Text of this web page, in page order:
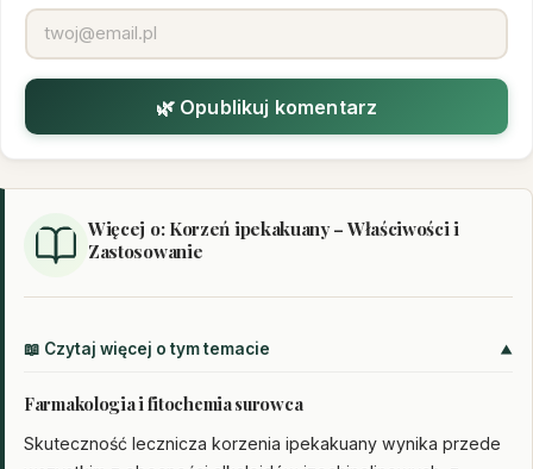
🌿 Opublikuj komentarz
Więcej o: Korzeń ipekakuany – Właściwości i
Zastosowanie
📖 Czytaj więcej o tym temacie
Farmakologia i fitochemia surowca
Skuteczność lecznicza korzenia ipekakuany wynika przede